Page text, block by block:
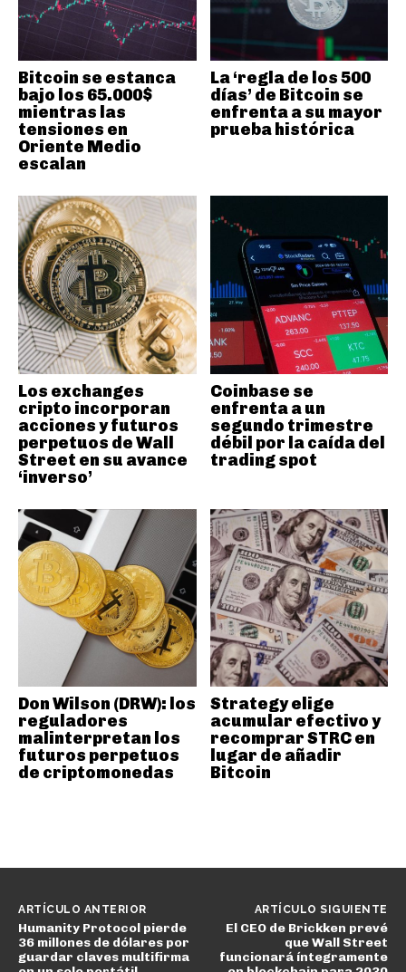
Bitcoin se estanca
bajo los 65.000$
mientras las
tensiones en
Oriente Medio
escalan
La ‘regla de los 500
días’ de Bitcoin se
enfrenta a su mayor
prueba histórica
Los exchanges
cripto incorporan
acciones y futuros
perpetuos de Wall
Street en su avance
‘inverso’
Coinbase se
enfrenta a un
segundo trimestre
débil por la caída del
trading spot
Don Wilson (DRW): los
reguladores
malinterpretan los
futuros perpetuos
de criptomonedas
Strategy elige
acumular efectivo y
recomprar STRC en
lugar de añadir
Bitcoin
ARTÍCULO ANTERIOR
Humanity Protocol pierde
36 millones de dólares por
guardar claves multifirma
ARTÍCULO SIGUIENTE
El CEO de Brickken prevé
que Wall Street
funcionará íntegramente